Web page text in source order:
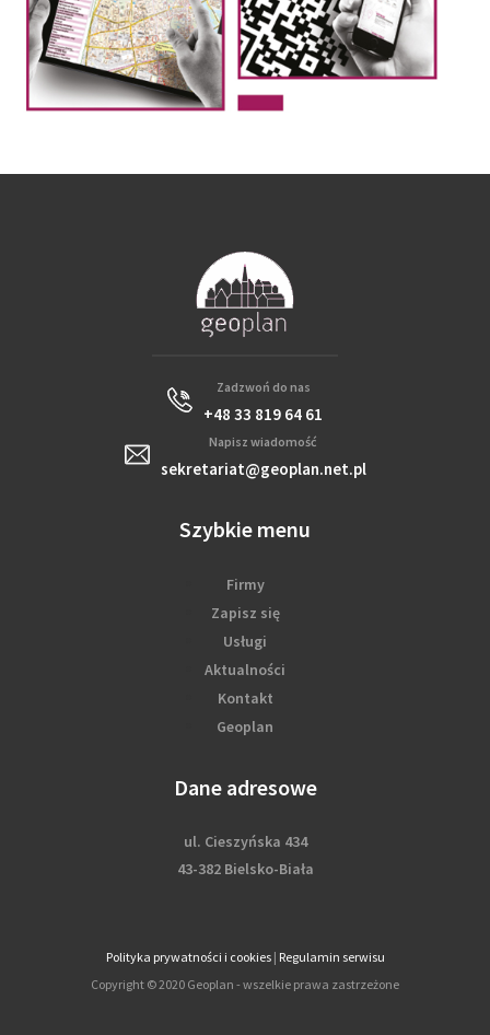
Zadzwoń do nas
+48 33 819 64 61
Napisz wiadomość
sekretariat@geoplan.net.pl
Szybkie menu
Firmy
Zapisz się
Usługi
Aktualności
Kontakt
Geoplan
Dane adresowe
ul. Cieszyńska 434
43-382 Bielsko-Biała
Polityka prywatności i cookies| Regulamin serwisu
Copyright © 2020 Geoplan - wszelkie prawa zastrzeżone